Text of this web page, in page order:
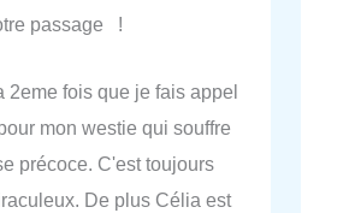
passage !
2eme fois que je fais appel
mon westie qui souffre
précoce. C'est toujours
De plus Célia est